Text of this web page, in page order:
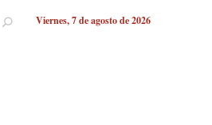
Viernes, 7 de agosto de 2026